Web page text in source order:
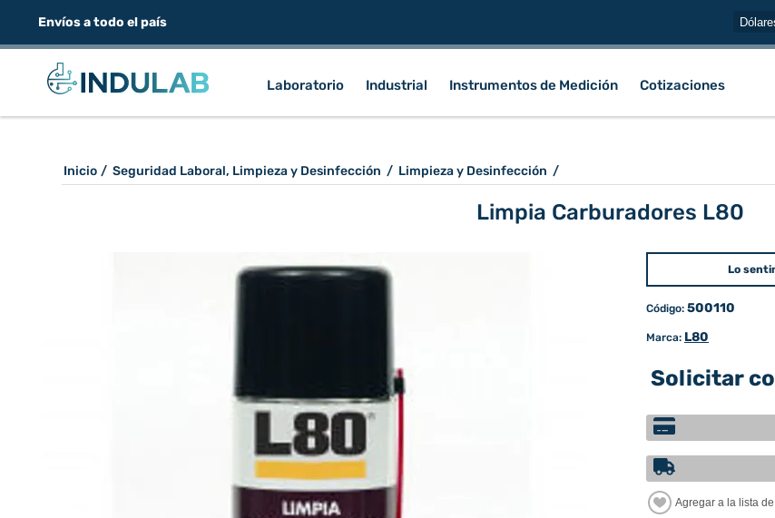
Envíos a todo el país
Laboratorio Industrial Instrumentos de Medición Cotizaciones
Inicio / Seguridad Laboral, Limpieza y Desinfección / Limpieza y Desinfección /
Limpia Carburadores L80
Lo
Código: 500110
Marca: L80
Solicitar